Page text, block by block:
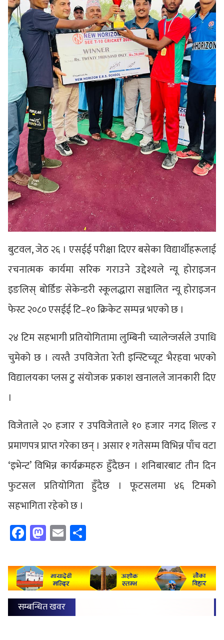
बुटवल, जेठ २६ । एसईई परीक्षा दिएर बसेका विद्यार्थीहरूलाई
रचनात्मक कार्यमा सरिक गराउने उद्देश्यले न्यू होराइजन
इङलिस् बोर्डिङ सेकेन्डरी स्कूलद्धारा सञ्चालित न्यू होराइजन
फेस्ट २०८० एसईई टि–१० क्रिकेट सम्पन्न भएको छ ।
२४ टिम सहभागी प्रतियोगितामा लुम्बिनी च्यालेन्जर्सले उपाधि
चुमेको छ । त्यस्तै उपविजेता रेती इन्स्टिच्यूट भैरहवा भएको
विद्यालयका प्लस टु संयोजक प्रकाश खनालले जानकारी दिए
।
विजेताले २० हजार र उपविजेताले १० हजार नगद शिल्ड र
प्रमाणपत्र प्राप्त गरेका छन् । असार १ गतेसम्म विभिन्न पाँच वटा
‘इभेन्ट’ विभिन्न कार्यक्रमहरु हुँदैछन । शनिबारबाट तीन दिन
फुटसल प्रतियोगिता हुँदैछ । फूटसलमा ४६ टिमको
सहभागिता रहेको छ ।
Facebook
Mastodon
Email
सम्बन्धित खवर